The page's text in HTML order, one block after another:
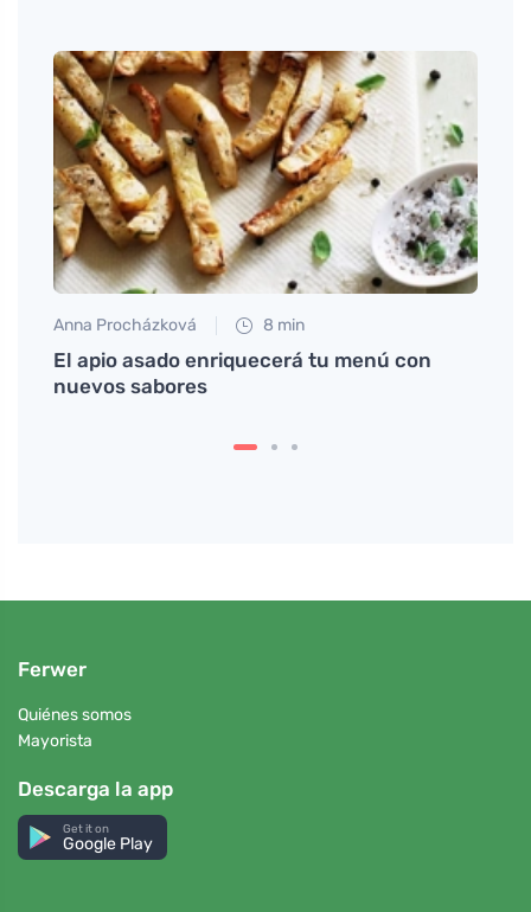
Anna Procházková 8 min
El apio asado enriquecerá tu menú con
nuevos sabores
Ferwer
Quiénes somos
Mayorista
Descarga la app
Get it on
Google Play